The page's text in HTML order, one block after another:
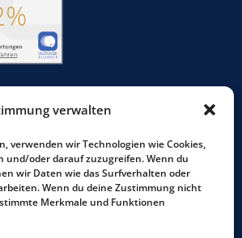
verwalten
verwenden wir Technologien wie Cookies,
oder darauf zuzugreifen. Wenn du
wir Daten wie das Surfverhalten oder
Wenn du deine Zustimmung nicht
Merkmale und Funktionen